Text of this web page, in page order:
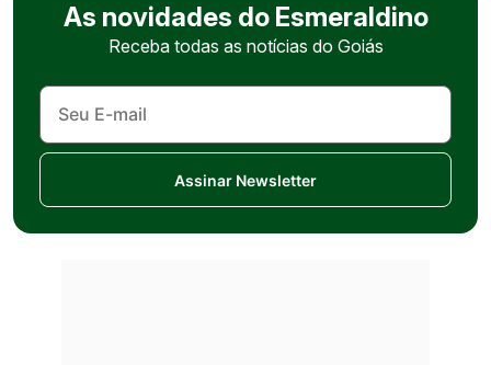
As novidades do Esmeraldino
Receba todas as notícias do Goiás
Assinar Newsletter